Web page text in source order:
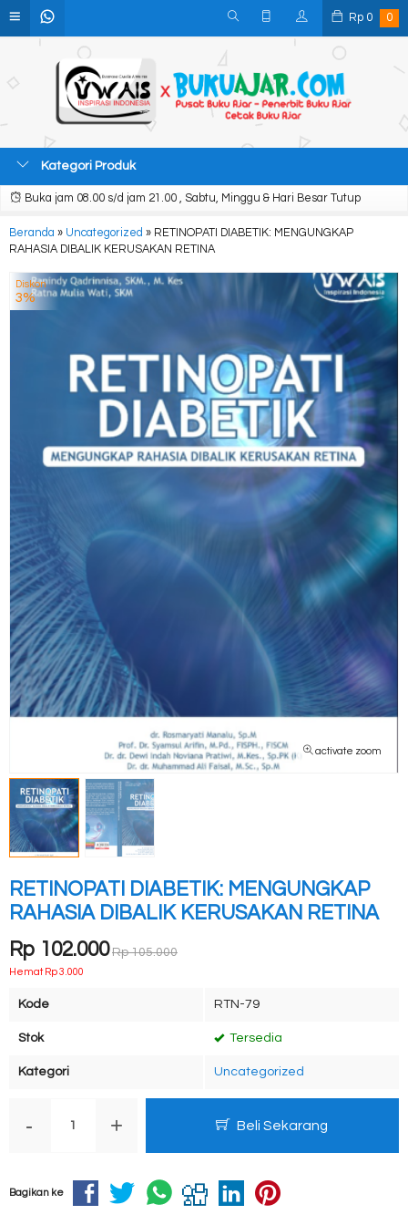
Rp 0 0
Kategori Produk
Buka jam 08.00 s/d jam 21.00 , Sabtu, Minggu & Hari Besar Tutup
Beranda » Uncategorized » RETINOPATI DIABETIK: MENGUNGKAP
RAHASIA DIBALIK KERUSAKAN RETINA
activate zoom
Diskon
3%
RETINOPATI DIABETIK: MENGUNGKAP
RAHASIA DIBALIK KERUSAKAN RETINA
Rp 102.000 Rp 105.000
Hemat Rp 3.000
Kode RTN-79
Stok Tersedia
Kategori Uncategorized
- + Beli Sekarang
Bagikan ke